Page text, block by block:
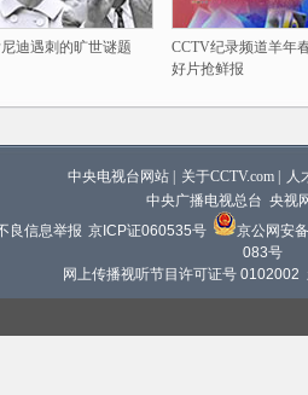
迪遇刺的旷世谜题
CCTV纪录频道羊年
好片抢鲜报
中央电视台网站 关于CCTV.com
人
中央广播电视总台 央视
良信息举报 京ICP证060535号
京公网安
083号
网上传播视听节目许可证号